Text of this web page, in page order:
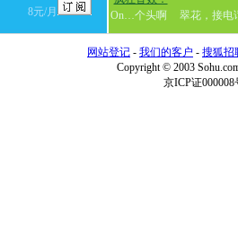
8元/月
On…个头啊
翠花，接
网站登记 - 我们的客户 - 搜狐招
Copyright © 2003
京ICP证